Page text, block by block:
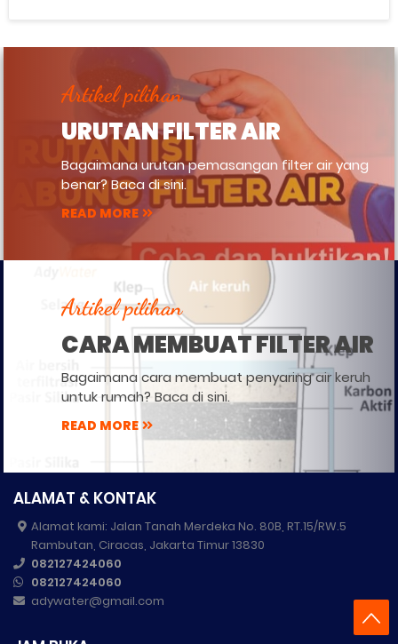
Artikel pilihan
URUTAN FILTER AIR
Bagaimana urutan pemasangan filter air yang
benar? Baca di sini.
READ MORE
Artikel pilihan
CARA MEMBUAT FILTER AIR
Bagaimana cara membuat penyaring air keruh
untuk rumah? Baca di sini.
READ MORE
ALAMAT & KONTAK
Alamat kami: Jalan Tanah Merdeka No. 80B, RT.15/RW.5
Rambutan, Ciracas, Jakarta Timur 13830
082127424060
082127424060
adywater@gmail.com